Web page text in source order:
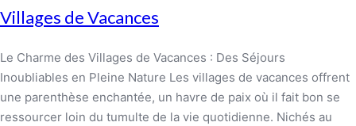
Villages de Vacances
Le Charme des Villages de Vacances : Des Séjours
Inoubliables en Pleine Nature Les villages de vacances offrent
une parenthèse enchantée, un havre de paix où il fait bon se
ressourcer loin du tumulte de la vie quotidienne. Nichés au